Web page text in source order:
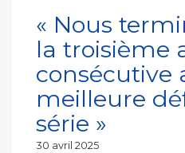
« Nous
la troisième
consécutive
meilleure
série »
Publié
30 avril 2025